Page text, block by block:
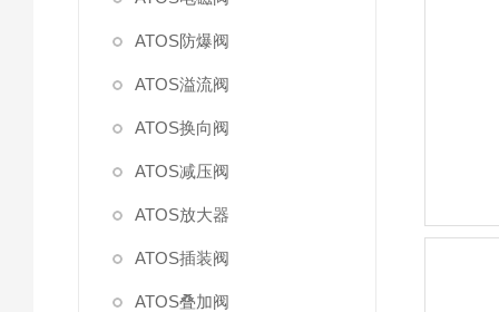
ATOS防爆阀
ATOS溢流阀
ATOS换向阀
ATOS减压阀
ATOS放大器
ATOS插装阀
ATOS叠加阀